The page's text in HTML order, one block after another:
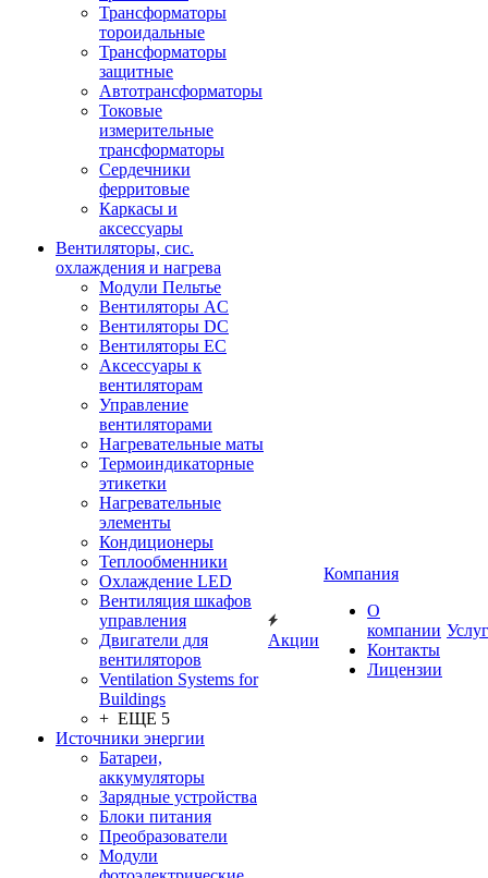
Трансформаторы
тороидальные
Трансформаторы
защитные
Автотрансформаторы
Токовые
измерительные
трансформаторы
Сердечники
ферритовые
Каркасы и
аксессуары
Вентиляторы, сис.
охлаждения и нагрева
Модули Пельтье
Вентиляторы AC
Вентиляторы DC
Вентиляторы EC
Аксессуары к
вентиляторам
Управление
вентиляторами
Нагревательные маты
Термоиндикаторные
этикетки
Нагревательные
элементы
Кондиционеры
Теплообменники
Охлаждение LED
Вентиляция шкафов
управления
Двигатели для
вентиляторов
Ventilation Systems for
Buildings
+ ЕЩЕ 5
Источники энергии
Батареи,
аккумуляторы
Зарядные устройства
Блоки питания
Преобразователи
Модули
Акции
Компания
О
компании
Контакты
Лицензии